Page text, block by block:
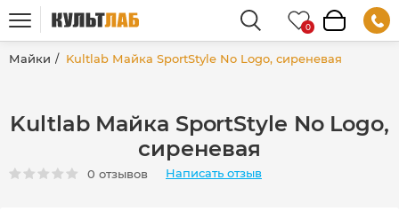
Майки Kultlab Майка SportStyle No Logo, сиреневая
Kultlab Майка SportStyle No Logo,
сиреневая
0 отзывов Написать отзыв